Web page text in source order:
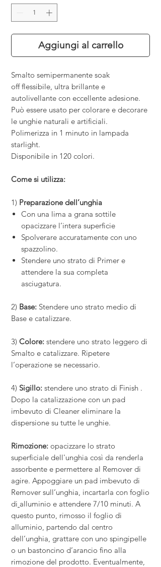
Aggiungi al carrello
Smalto semipermanente soak
off flessibile, ultra brillante e
autolivellante con eccellente adesione.
Può essere usato per colorare e decorare
le unghie naturali e artificiali.
Polimerizza in 1 minuto in lampada
starlight.
Disponibile in 120 colori.
Come si utilizza:
1) Preparazione dell’unghia
Con una lima a grana sottile
opacizzare l’intera superficie
Spolverare accuratamente con uno
spazzolino.
Stendere uno strato di Primer e
attendere la sua completa
asciugatura.
2) Base: Stendere uno strato medio di
Base e catalizzare.
3) Colore: stendere uno strato leggero di
Smalto e catalizzare. Ripetere
l’operazione se necessario.
4) Sigillo: stendere uno strato di Finish .
Dopo la catalizzazione con un pad
imbevuto di Cleaner eliminare la
dispersione su tutte le unghie.
Rimozione: opacizzare lo strato
superficiale dell'unghia così da renderla
assorbente e permettere al Remover di
agire. Appoggiare un pad imbevuto di
Remover sull’unghia, incartarla con foglio
di alluminio e attendere 7/10 minuti. A
questo punto, rimosso il foglio di
alluminio, partendo dal centro
dell’unghia, grattare con uno spingipelle
o un bastoncino d’arancio fino alla
rimozione del prodotto. Eventualmente,